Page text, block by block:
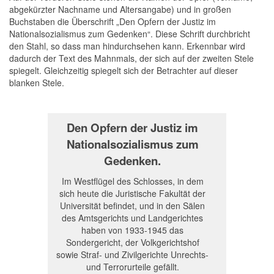
abgekürzter Nachname und Altersangabe) und in großen
Buchstaben die Überschrift „Den Opfern der Justiz im
Nationalsozialismus zum Gedenken“. Diese Schrift durchbricht
den Stahl, so dass man hindurchsehen kann. Erkennbar wird
dadurch der Text des Mahnmals, der sich auf der zweiten Stele
spiegelt. Gleichzeitig spiegelt sich der Betrachter auf dieser
blanken Stele.
Den Opfern der Justiz im
Nationalsozialismus zum
Gedenken.
Im Westflügel des Schlosses, in dem
sich heute die Juristische Fakultät der
Universität befindet, und in den Sälen
des Amtsgerichts und Landgerichtes
haben von 1933-1945 das
Sondergericht, der Volkgerichtshof
sowie Straf- und Zivilgerichte Unrechts-
und Terrorurteile gefällt.